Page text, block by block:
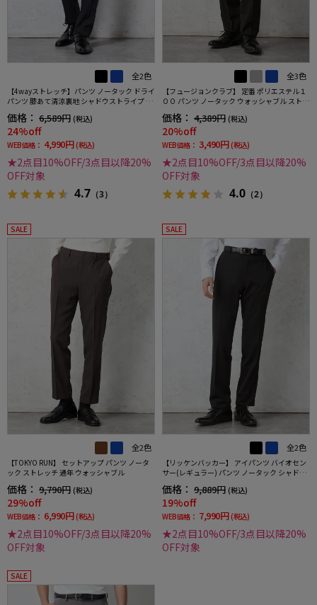
全2色
【4wayストレッチ】パンツ ノータック ドライ
パンツ 膝あて清涼裏地 シャドウストライプ ne
価格： 6,589円 (税込)
24%off
WEB価格： 4,990円 (税込)
★2点目10%OFF/3点目以降20%
OFF対象
4.7 （3）
全3色
【フュージョンクラブ】 定番 ポリエステル１
００ パンツ ノータック ウォッシャブル ストレ
価格： 4,389円 (税込)
20%off
WEB価格： 3,490円 (税込)
★2点目10%OFF/3点目以降20%
OFF対象
4.0 （2）
SALE
全2色
【TOKYO RUN】 セットアップ パンツ ノータ
ック ストレッチ 通年 ウォッシャブル
価格： 9,790円 (税込)
29%off
WEB価格： 6,990円 (税込)
★2点目10%OFF/3点目以降20%
OFF対象
SALE
全2色
【リッケンバッカー】 アイパンツ バイオセン
サー(レギュラー) パンツ ノータック シャドウ
価格： 9,889円 (税込)
19%off
WEB価格： 7,990円 (税込)
★2点目10%OFF/3点目以降20%
OFF対象
SALE